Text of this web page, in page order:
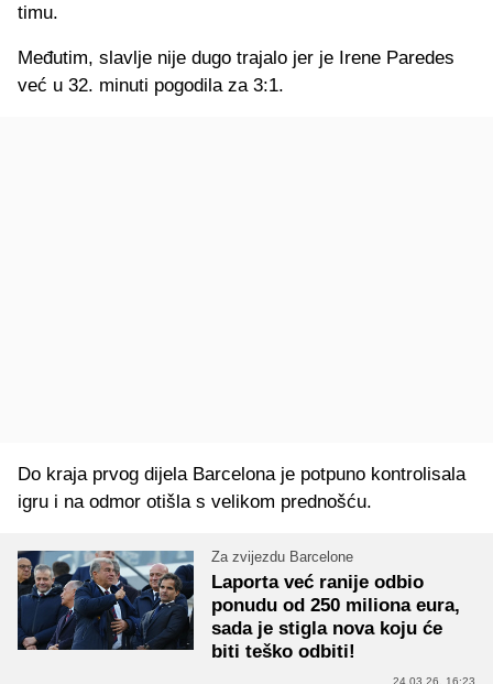
timu.
Međutim, slavlje nije dugo trajalo jer je Irene Paredes
već u 32. minuti pogodila za 3:1.
Do kraja prvog dijela Barcelona je potpuno kontrolisala
igru i na odmor otišla s velikom prednošću.
Za zvijezdu Barcelone
Laporta već ranije odbio
ponudu od 250 miliona eura,
sada je stigla nova koju će
biti teško odbiti!
24.03.26. 16:23